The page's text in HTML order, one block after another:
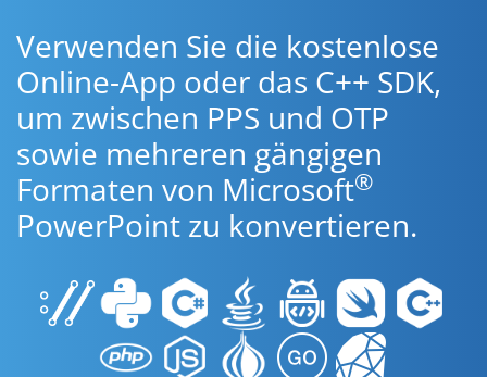
Verwenden Sie die kostenlose
Online-App oder das C++ SDK,
um zwischen PPS und OTP
sowie mehreren gängigen
Formaten von Microsoft®
PowerPoint zu konvertieren.